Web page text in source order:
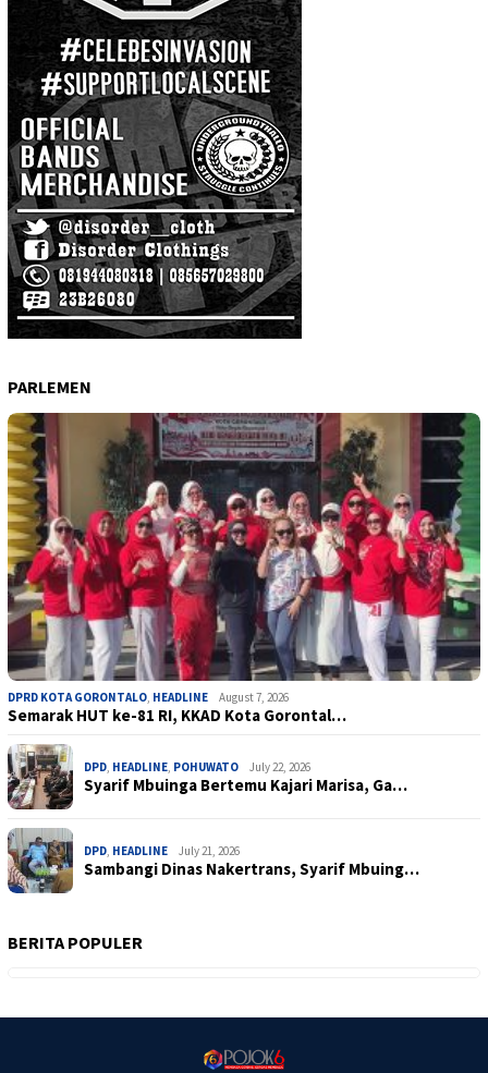
PARLEMEN
DPRD KOTA GORONTALO, HEADLINE August 7, 2026
Semarak HUT ke-81 RI, KKAD Kota Gorontal…
DPD, HEADLINE, POHUWATO July 22, 2026
Syarif Mbuinga Bertemu Kajari Marisa, Ga…
DPD, HEADLINE July 21, 2026
Sambangi Dinas Nakertrans, Syarif Mbuing…
BERITA POPULER